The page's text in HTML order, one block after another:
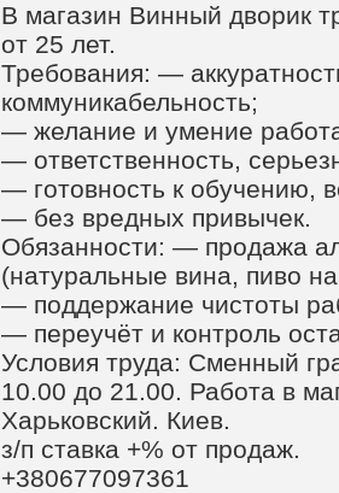
В магазин Винный дворик
от 25 лет.
Требования: —
коммуникабельность;
— желание и умение
— ответственность,
— готовность к обучению,
— без вредных привычек.
Обязанности: — продажа
(натуральные вина, пиво
— поддержание чистоты
— переучёт и контроль
Условия труда: Сменный
10.00 до 21.00. Работа в
Харьковский. Киев.
з/п ставка +% от продаж.
+380677097361